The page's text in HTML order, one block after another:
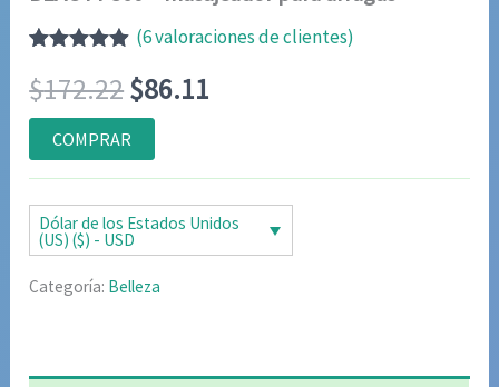
con4.83de
5 en base
a
valoraciones
de clientes
(6valoraciones de clientes)
$172.22El
precio
original
era:
$172.22.
$86.11
actual
es:
COMPRAR
Dólar de los Estados Unidos
(US) ($) - USD
Categoría: Belleza